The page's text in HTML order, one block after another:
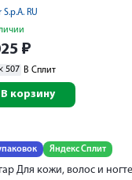
RU
₽
507 В Сплит
В корзину
Яндекс Сплит
Для кожи, волос и